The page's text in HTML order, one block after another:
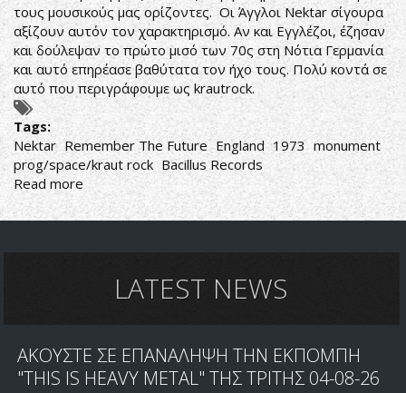
τους μουσικούς μας ορίζοντες. Οι Άγγλοι Nektar σίγουρα
αξίζουν αυτόν τον χαρακτηρισμό. Αν και Εγγλέζοι, έζησαν
και δούλεψαν το πρώτο μισό των 70ς στη Νότια Γερμανία
και αυτό επηρέασε βαθύτατα τον ήχο τους. Πολύ κοντά σε
αυτό που περιγράφουμε ως krautrock.
Tags:
Nektar Remember The Future England 1973 monument
prog/space/kraut rock Bacillus Records
Read more about
Nektar
‎–
FutureLATEST NEWS
ΑΚΟΥΣΤΕ ΣΕ ΕΠΑΝΑΛΗΨΗ ΤΗΝ ΕΚΠΟΜΠΗ
"THIS IS HEAVY METAL" ΤΗΣ ΤΡΙΤΗΣ 04-08-26